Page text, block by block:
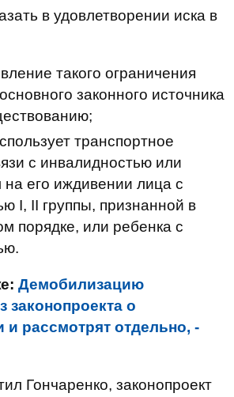
в удовлетворении иска в
такого ограничения
законного источника
транспортное
с инвалидностью или
его иждивении лица с
I, II группы, признанной в
порядке, или ребенка с
Демобилизацию
законопроекта о
и рассмотрят отдельно, -
Гончаренко, законопроект